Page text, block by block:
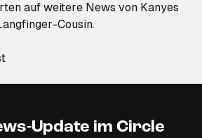
auf weitere News von Kanyes
Cousin.
Update im Circle